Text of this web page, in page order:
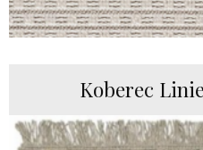
Koberec